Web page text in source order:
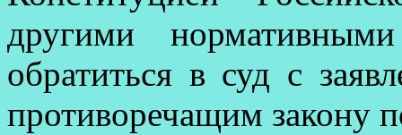
другими
обратиться в суд с
противоречащим закону